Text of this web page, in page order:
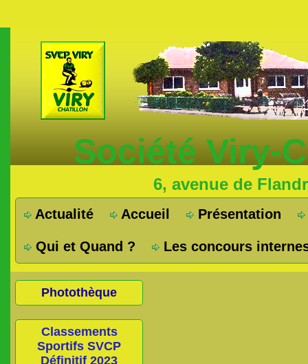
Société Viry-
6, avenue de
Actualité Accueil Présentation
Qui et Quand ? Les concours
Photothèque
Classements
Sportifs SVCP
Définitif 2023